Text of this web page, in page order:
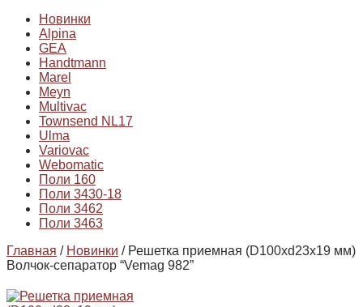
Новинки
Alpina
GEA
Handtmann
Marel
Meyn
Multivac
Townsend NL17
Ulma
Variovac
Webomatic
Поли 160
Поли 3430-18
Поли 3462
Поли 3463
Главная / Новинки / Решетка приемная (D100хd23х19 мм)
Волчок-сепаратор “Vemag 982”